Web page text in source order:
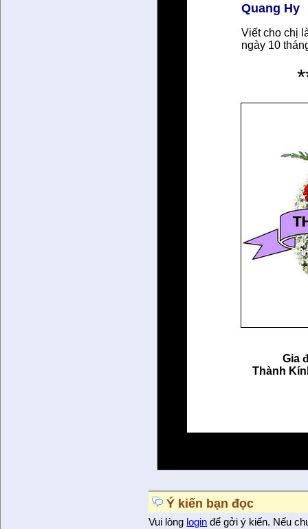
Quang Hy
Viết cho chị
ngày 10
Gia đình Bùi
Thành Kính
Ý kiến bạn đọc
Vui lòng login để gởi ý kiến. Nếu